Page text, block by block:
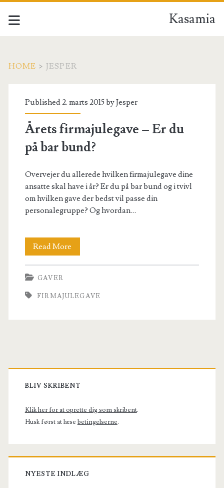
Kasamia
HOME > JESPER
Forfatter:
<span>Jesper</span>
Published 2. marts 2015 byJesper
Årets firmajulegave – Er du
på bar bund?
Overvejer du allerede hvilken firmajulegave dine
ansatte skal have i år? Er du på bar bund og i tvivl
om hvilken gave der bedst vil passe din
personalegruppe? Og hvordan…
Read More
firmajulegave
Er
bund?
GAVER
FIRMAJULEGAVE
Primary
Sidebar
BLIV SKRIBENT
Klik her for at oprette dig som skribent.
Husk først at læse betingelserne.
NYESTE INDLÆG